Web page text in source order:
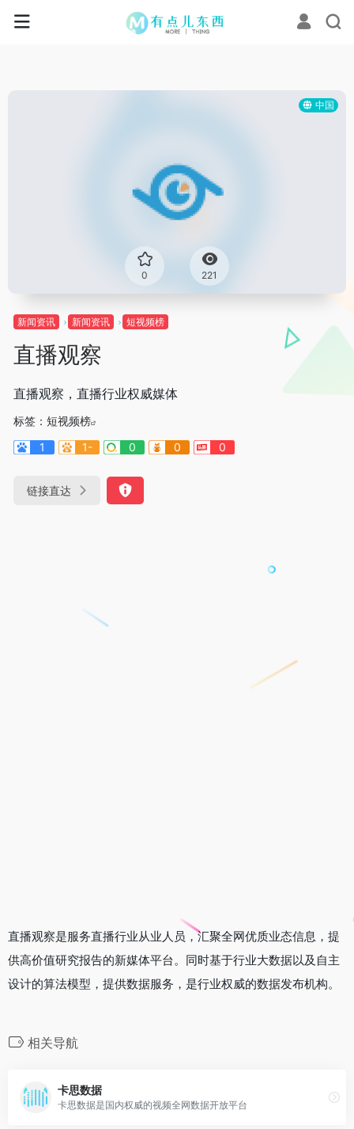
中国
0 221
新闻资讯 新闻资讯 短视频榜
直播观察
直播观察，直播行业权威媒体
标签： 短视频榜
1
1- 0 0 0
链接直达
直播观察是服务直播行业从业人员，汇聚全网优质业态信息，提
供高价值研究报告的新媒体平台。同时基于行业大数据以及自主
设计的算法模型，提供数据服务，是行业权威的数据发布机构。
相关导航
卡思数据
卡思数据是国内权威的视频全网数据开放平台